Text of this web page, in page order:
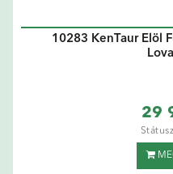
10283 KenTaur Elöl
29